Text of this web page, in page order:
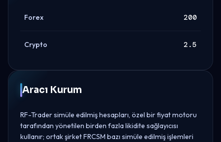
Forex 200
Crypto 2.5
Aracı Kurum
RF-Trader simüle edilmiş hesapları, özel bir fiyat motoru
tarafından yönetilen birden fazla likidite sağlayıcısı
kullanır; ortak şirket FRCSM bazı simüle edilmiş işlemleri